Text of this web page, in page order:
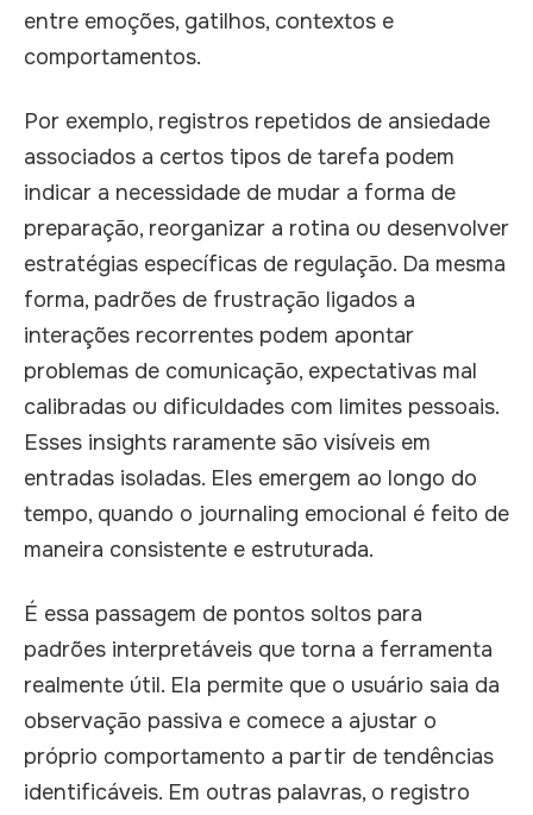
entre emoções, gatilhos, contextos e
comportamentos.
Por exemplo, registros repetidos de ansiedade
associados a certos tipos de tarefa podem
indicar a necessidade de mudar a forma de
preparação, reorganizar a rotina ou desenvolver
estratégias específicas de regulação. Da mesma
forma, padrões de frustração ligados a
interações recorrentes podem apontar
problemas de comunicação, expectativas mal
calibradas ou dificuldades com limites pessoais.
Esses insights raramente são visíveis em
entradas isoladas. Eles emergem ao longo do
tempo, quando o journaling emocional é feito de
maneira consistente e estruturada.
É essa passagem de pontos soltos para
padrões interpretáveis que torna a ferramenta
realmente útil. Ela permite que o usuário saia da
observação passiva e comece a ajustar o
próprio comportamento a partir de tendências
identificáveis. Em outras palavras, o registro